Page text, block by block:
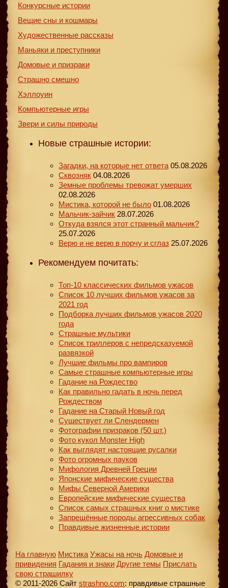
Конкурсные истории
Вещие сны и кошмары
Художественные рассказы
Маньяки и преступники
Домовые и призраки
Страшно смешно
Хэллоуин
Компьютерные игры
Звери и силы природы
Новые страшные истории:
Загадки, на которые нет ответа 05.08.2026
Сквозняк 04.08.2026
Земные проблемы тревожат умерших
02.08.2026
Мистика, которой не было 01.08.2026
Мальчик-зайчик 28.07.2026
Откуда взялся этот странный мальчик?
25.07.2026
Верю и не верю в порчу и сглаз 25.07.2026
Рекомендуем почитать:
Топ-10 классических фильмов ужасов
Список 10 лучших фильмов ужасов за
2021 год
Подборка лучших фильмов ужасов 2020
года
Страшные мультики
Список триллеров с непредсказуемой
развязкой
Лучшие фильмы про вампиров
Самые страшные компьютерные игры
Гадание на Рождество
Как правильно гадать в ночь перед
Рождеством
Гадание на Старый Новый год
Существует ли Слендермен
Фотографии призраков (50 шт.)
Фото кукол Monster High
Как выглядят настоящие русалки
Фото огромных пауков
Мифология Древней Греции
Японские мифические существа
Мифы Северной Америки
Европейские мифические существа
Список самых страшных книг о мистике
Запрещённые породы агрессивных собак
Правдивые жизненные истории
На главную Мистика Ужасы на ночь Домовые и
привидения Гадания и знаки Другие темы Прислать
свою страшилку
© 2011-2026 Сайт strashno.com: правдивые страшные